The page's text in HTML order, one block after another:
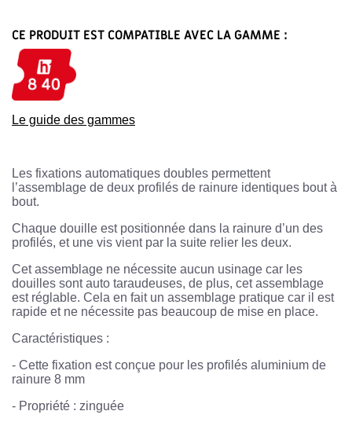
CE PRODUIT EST COMPATIBLE AVEC LA GAMME :
Le guide des gammes
Les fixations automatiques doubles permettent
l’assemblage de deux profilés de rainure identiques bout à
bout.
Chaque douille est positionnée dans la rainure d’un des
profilés, et une vis vient par la suite relier les deux.
Cet assemblage ne nécessite aucun usinage car les
douilles sont auto taraudeuses, de plus, cet assemblage
est réglable. Cela en fait un assemblage pratique car il est
rapide et ne nécessite pas beaucoup de mise en place.
Caractéristiques :
- Cette fixation est conçue pour les profilés aluminium de
rainure 8 mm
- Propriété : zinguée